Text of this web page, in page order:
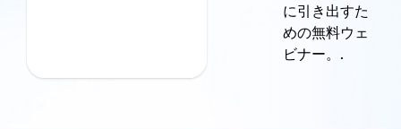
に引き出すた
めの無料ウェ
ビナー。.